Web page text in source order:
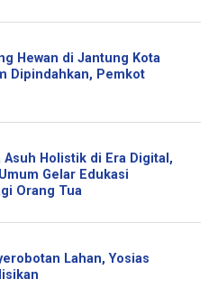
Hewan di Jantung Kota
Dipindahkan, Pemkot
Asuh Holistik di Era Digital,
Gelar Edukasi
Orang Tua
Lahan, Yosias